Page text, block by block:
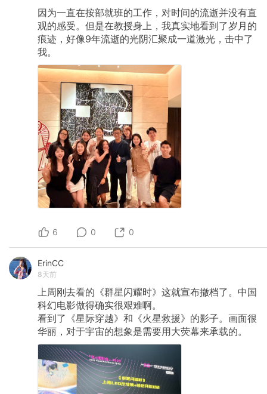
因为一直在按部就班的工作，对时间的流逝并没有直
观的感受。但是在教授身上，我真实地看到了岁月的
痕迹，好像9年流逝的光阴汇聚成一道激光，击中了
我。
6 0 0
ErinCC
8天前
上周刚去看的《群星闪耀时》这就宣布撤档了。中国
科幻电影做得确实很艰难啊。
看到了《星际穿越》和《火星救援》的影子。画面很
华丽，对于宇宙的想象是需要用大荧幕来承载的。